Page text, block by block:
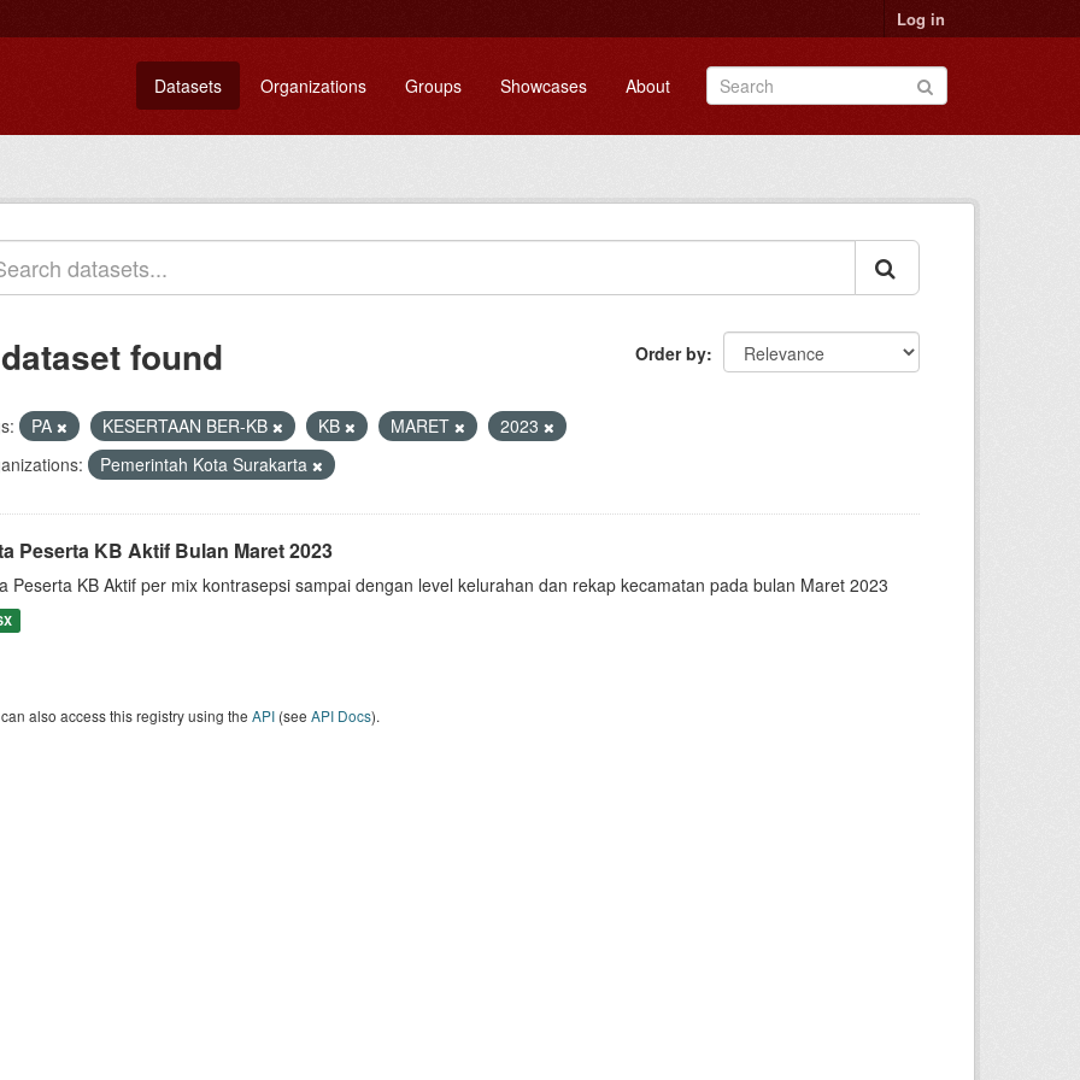
Log in
Datasets Organizations Groups Showcases About
Order by
found
PA KESERTAAN BER-KB KB MARET
2023
Pemerintah Kota Surakarta
Peserta KB Aktif Bulan Maret 2023
Peserta KB Aktif per mix kontrasepsi sampai dengan level kelurahan dan rekap kecamatan pada bulan Maret 2023
also access this registry using the API (see API Docs).